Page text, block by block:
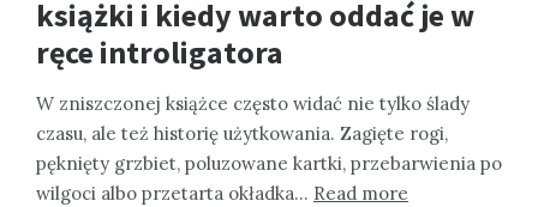
książki i kiedy warto oddać je w
ręce introligatora
W zniszczonej książce często widać nie tylko ślady
czasu, ale też historię użytkowania. Zagięte rogi,
pęknięty grzbiet, poluzowane kartki, przebarwienia po
wilgoci albo przetarta okładka… Read more